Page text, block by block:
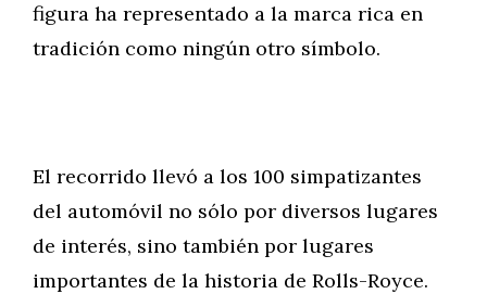
figura ha representado a la marca rica en
tradición como ningún otro símbolo.
El recorrido llevó a los 100 simpatizantes
del automóvil no sólo por diversos lugares
de interés, sino también por lugares
importantes de la historia de Rolls-Royce.